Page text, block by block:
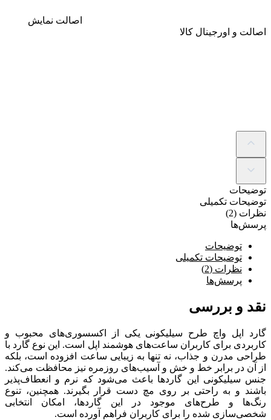
اصالت نمایش
اصالت و اورجینال کالا
توضیحات
توضیحات تکمیلی
نظرات (2)
پرسش‌ها
توضیحات
توضیحات تکمیلی
نظرات (2)
پرسش‌ها
نقد و بررسی
گارد اپل واچ طرح سیلیکونی یکی از اکسسوری‌های محبوب و
کاربردی برای کاربران ساعت‌های هوشمند اپل است. این نوع گارد با
طراحی مدرن و جذاب، نه‌ تنها به زیبایی ساعت افزوده است، بلکه
از آن در برابر خط و خش و آسیب‌های روزمره نیز محافظت می‌کند.
جنس سیلیکونی این گاردها باعث می‌شود که نرم و انعطاف‌پذیر
باشند و به راحتی بر روی مچ دست قرار بگیرند. همچنین، تنوع
رنگ‌ها و طرح‌های موجود در این گاردها، امکان انتخابی
شخصی‌سازی شده را برای کاربران فراهم آورده است.